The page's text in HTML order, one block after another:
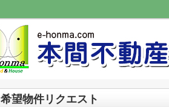
希望物件リクエスト